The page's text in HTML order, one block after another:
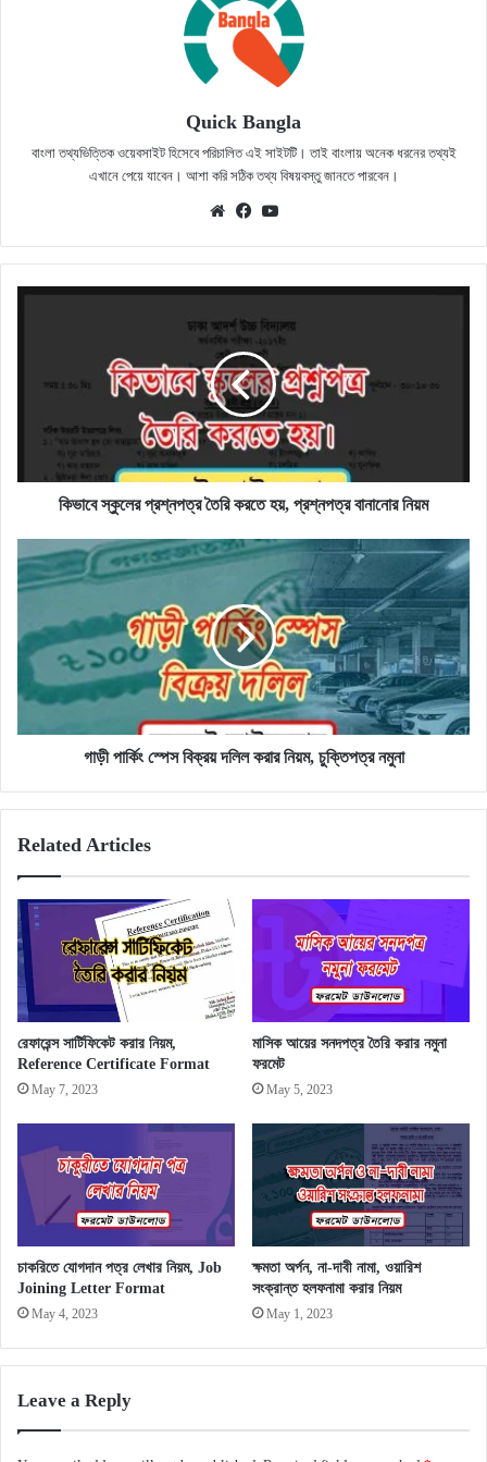
Quick Bangla
বাংলা তথ্যভিত্তিক ওয়েবসাইট হিসেবে পরিচালিত এই সাইটটি। তাই বাংলায় অনেক ধরনের তথ্যই
এখানে পেয়ে যাবেন। আশা করি সঠিক তথ্য বিষয়বস্তু জানতে পারবেন।
WebsiteFacebook
কিভাবে
প্রশ্নপত্র
নিয়ম
কিভাবে স্কুলের প্রশ্নপত্র তৈরি করতে হয়, প্রশ্নপত্র বানানোর নিয়ম
পার্কিং
স্পেস
দলিল
করার
নিয়ম,
চুক্তিপত্র
নমুনা
গাড়ী পার্কিং স্পেস বিক্রয় দলিল করার নিয়ম, চুক্তিপত্র নমুনা
Related Articles
রেফারেন্স সার্টিফিকেট করার নিয়ম,
Reference Certificate Format
May 7, 2023
মাসিক আয়ের সনদপত্র তৈরি করার নমুনা
ফরমেট
May 5, 2023
চাকরিতে যোগদান পত্র লেখার নিয়ম, Job
Joining Letter Format
May 4, 2023
ক্ষমতা অর্পন, না-দাবী নামা, ওয়ারিশ
সংক্রান্ত হলফনামা করার নিয়ম
May 1, 2023
Leave a Reply